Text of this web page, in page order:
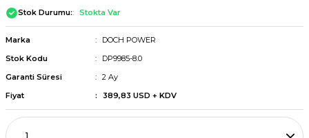
Stok Durumu: Stokta Var
Marka
DOCH POWER
Stok Kodu
DP9985-8.0
Garanti Süresi
2 Ay
Fiyat
389,83 USD + KDV